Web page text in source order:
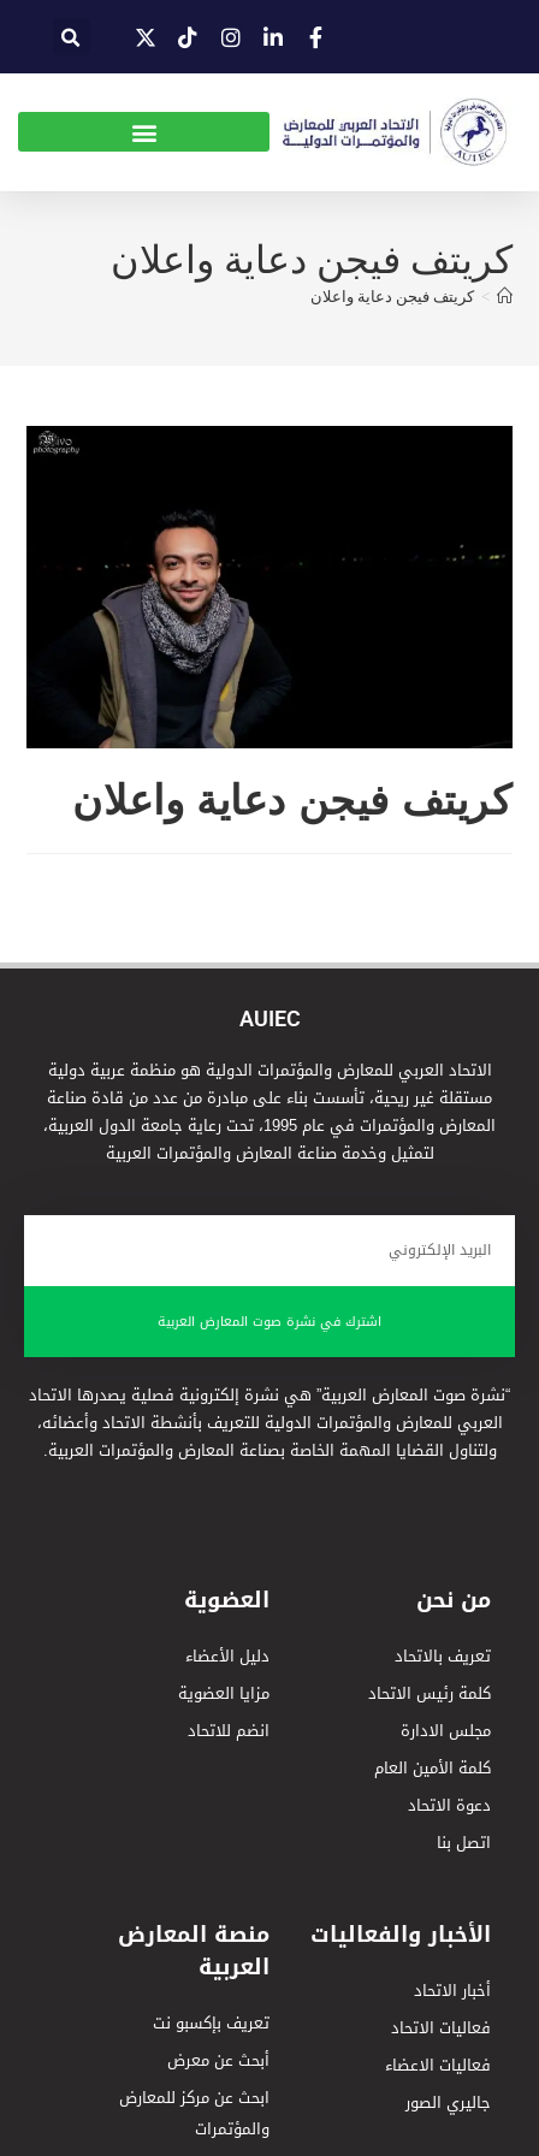
كريتف فيجن دعاية واعلان
> كريتف فيجن دعاية واعلان
كريتف فيجن دعاية واعلان
AUIEC
الاتحاد العربي للمعارض والمؤتمرات الدولية هو منظمة عربية دولية
مستقلة غير ريحية، تأسست بناء على مبادرة من عدد من قادة صناعة
المعارض والمؤتمرات في عام 1995، تحت رعاية جامعة الدول العربية،
لتمثيل وخدمة صناعة المعارض والمؤتمرات العربية
اشترك في نشرة صوت المعارض العربية
“نشرة صوت المعارض العربية” هي نشرة إلكترونية فصلية يصدرها الاتحاد
العربي للمعارض والمؤتمرات الدولية للتعريف بأنشطة الاتحاد وأعضائه،
ولتناول القضايا المهمة الخاصة بصناعة المعارض والمؤتمرات العربية.
من نحن
تعريف بالاتحاد
كلمة رئيس الاتحاد
مجلس الادارة
كلمة الأمين العام
دعوة الاتحاد
اتصل بنا
العضوية
دليل الأعضاء
مزايا العضوية
انضم للاتحاد
الأخبار والفعاليات
أخبار الاتحاد
فعاليات الاتحاد
فعاليات الاعضاء
جاليري الصور
منصة المعارض
العربية
تعريف بإكسبو نت
أبحث عن معرض
ابحث عن مركز للمعارض
والمؤتمرات